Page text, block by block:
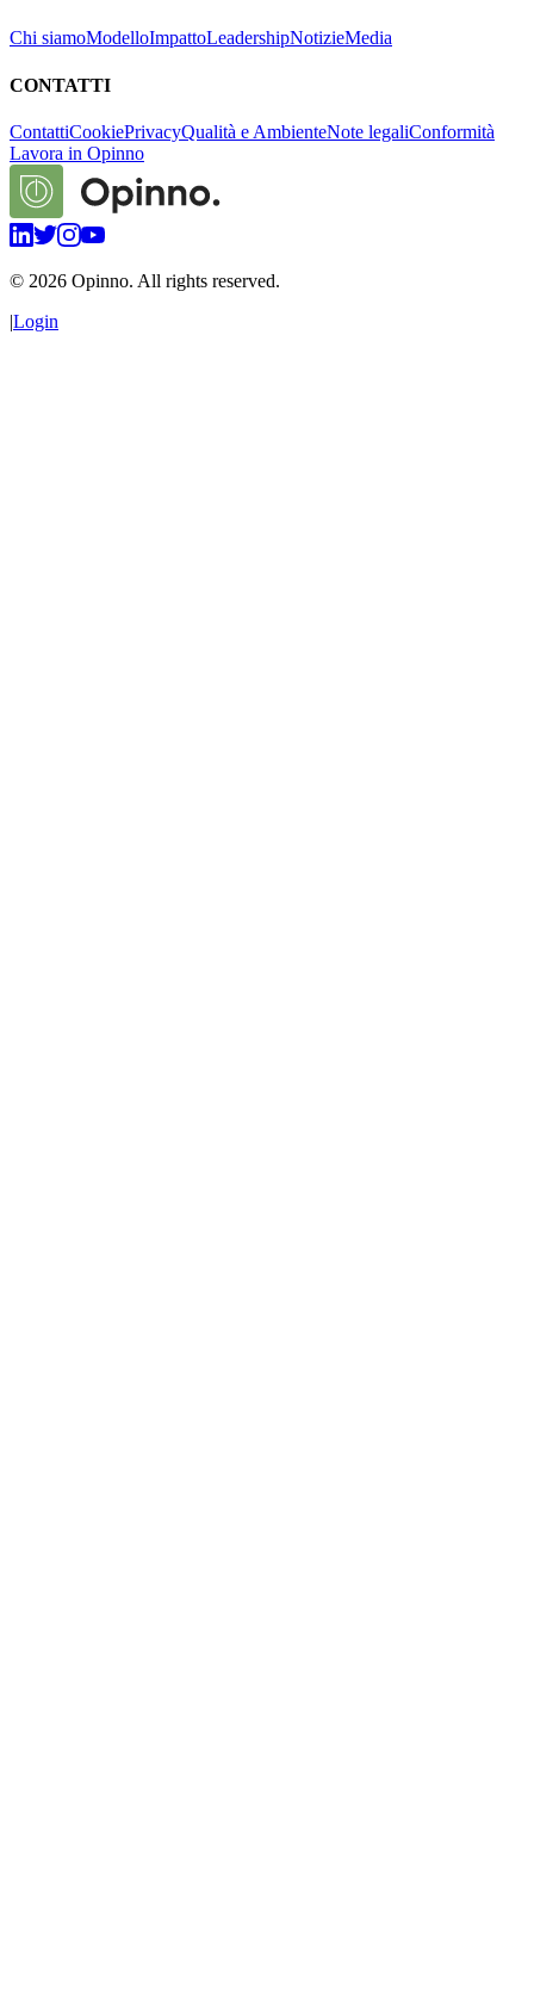
Chi siamoModelloImpattoLeadershipNotizieMedia
CONTATTI
ContattiCookiePrivacyQualità e AmbienteNote legaliConformità
Lavora in Opinno
© 2026 Opinno. All rights reserved.
|Login